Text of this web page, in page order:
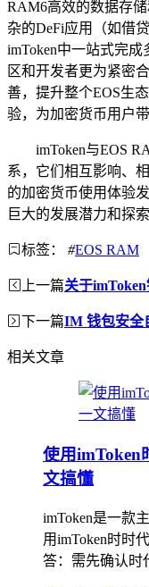
RAM6高效的数据存
杂的DeFi应用（如借
imToken中一站式完成
区和开发者更为紧密
善，提升整个EOS生
验，为加密货币用户
imToken与EOS
系，它们相互影响、
的加密货币使用体验
巨大的发展潜力和探索
标签： #EOS RAM
上一篇关于
下一篇IM 钱包安全
相关文章
使用imToken
文搞懂
imToken是一款
用imToken时时
答：需先确认时